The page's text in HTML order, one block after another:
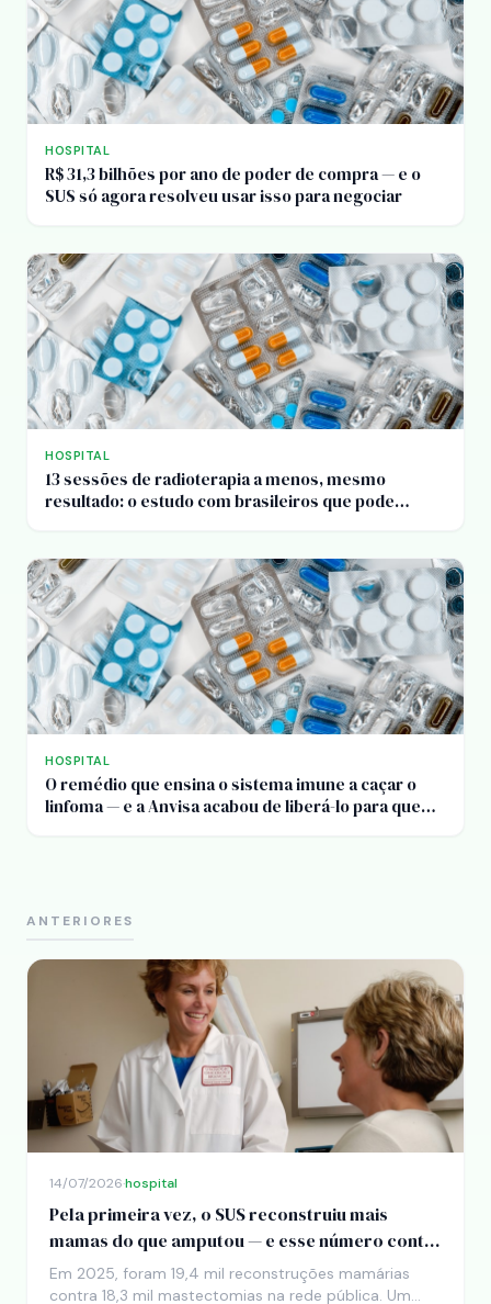
HOSPITAL
R$ 31,3 bilhões por ano de poder de compra — e o
SUS só agora resolveu usar isso para negociar
HOSPITAL
13 sessões de radioterapia a menos, mesmo
resultado: o estudo com brasileiros que pode
HOSPITAL
O remédio que ensina o sistema imune a caçar o
linfoma — e a Anvisa acabou de liberá-lo para quem
ANTERIORES
14/07/2026·hospital
Pela primeira vez, o SUS reconstruiu mais
mamas do que amputou — e esse número conta
uma história boa
Em 2025, foram 19,4 mil reconstruções mamárias
contra 18,3 mil mastectomias na rede pública. Um